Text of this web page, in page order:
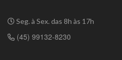
Seg. à Sex. das 8h às 17h
(45) 99132-8230